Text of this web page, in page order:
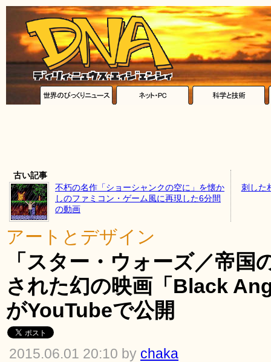
古い記事
不朽の名作「ショーシャンクの空に」を懐か
しのファミコン・ゲーム風に再現した6分間
の動画
刺した
アートとデザイン
「スター・ウォーズ／帝国
された幻の映画「Black
がYouTubeで公開
2015.06.01 20:10 by chaka